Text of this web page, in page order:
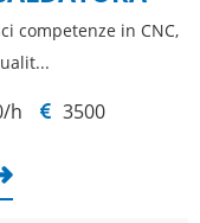
competenze in CNC,
h 3500